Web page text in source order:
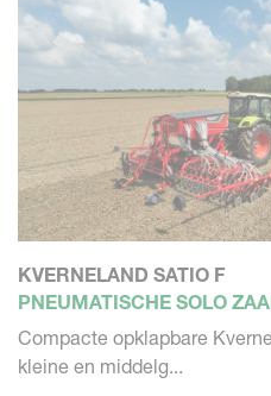
KVERNELAND SATIO F
PNEUMATISCHE SOLO
Compacte opklapbare
kleine en middelg...